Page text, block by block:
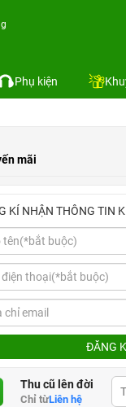
Phụ kiện
mãi
KÍ NHẬN THÔNG TIN
ĐĂNG
Thu cũ lên đời
Chỉ từLiên hệ